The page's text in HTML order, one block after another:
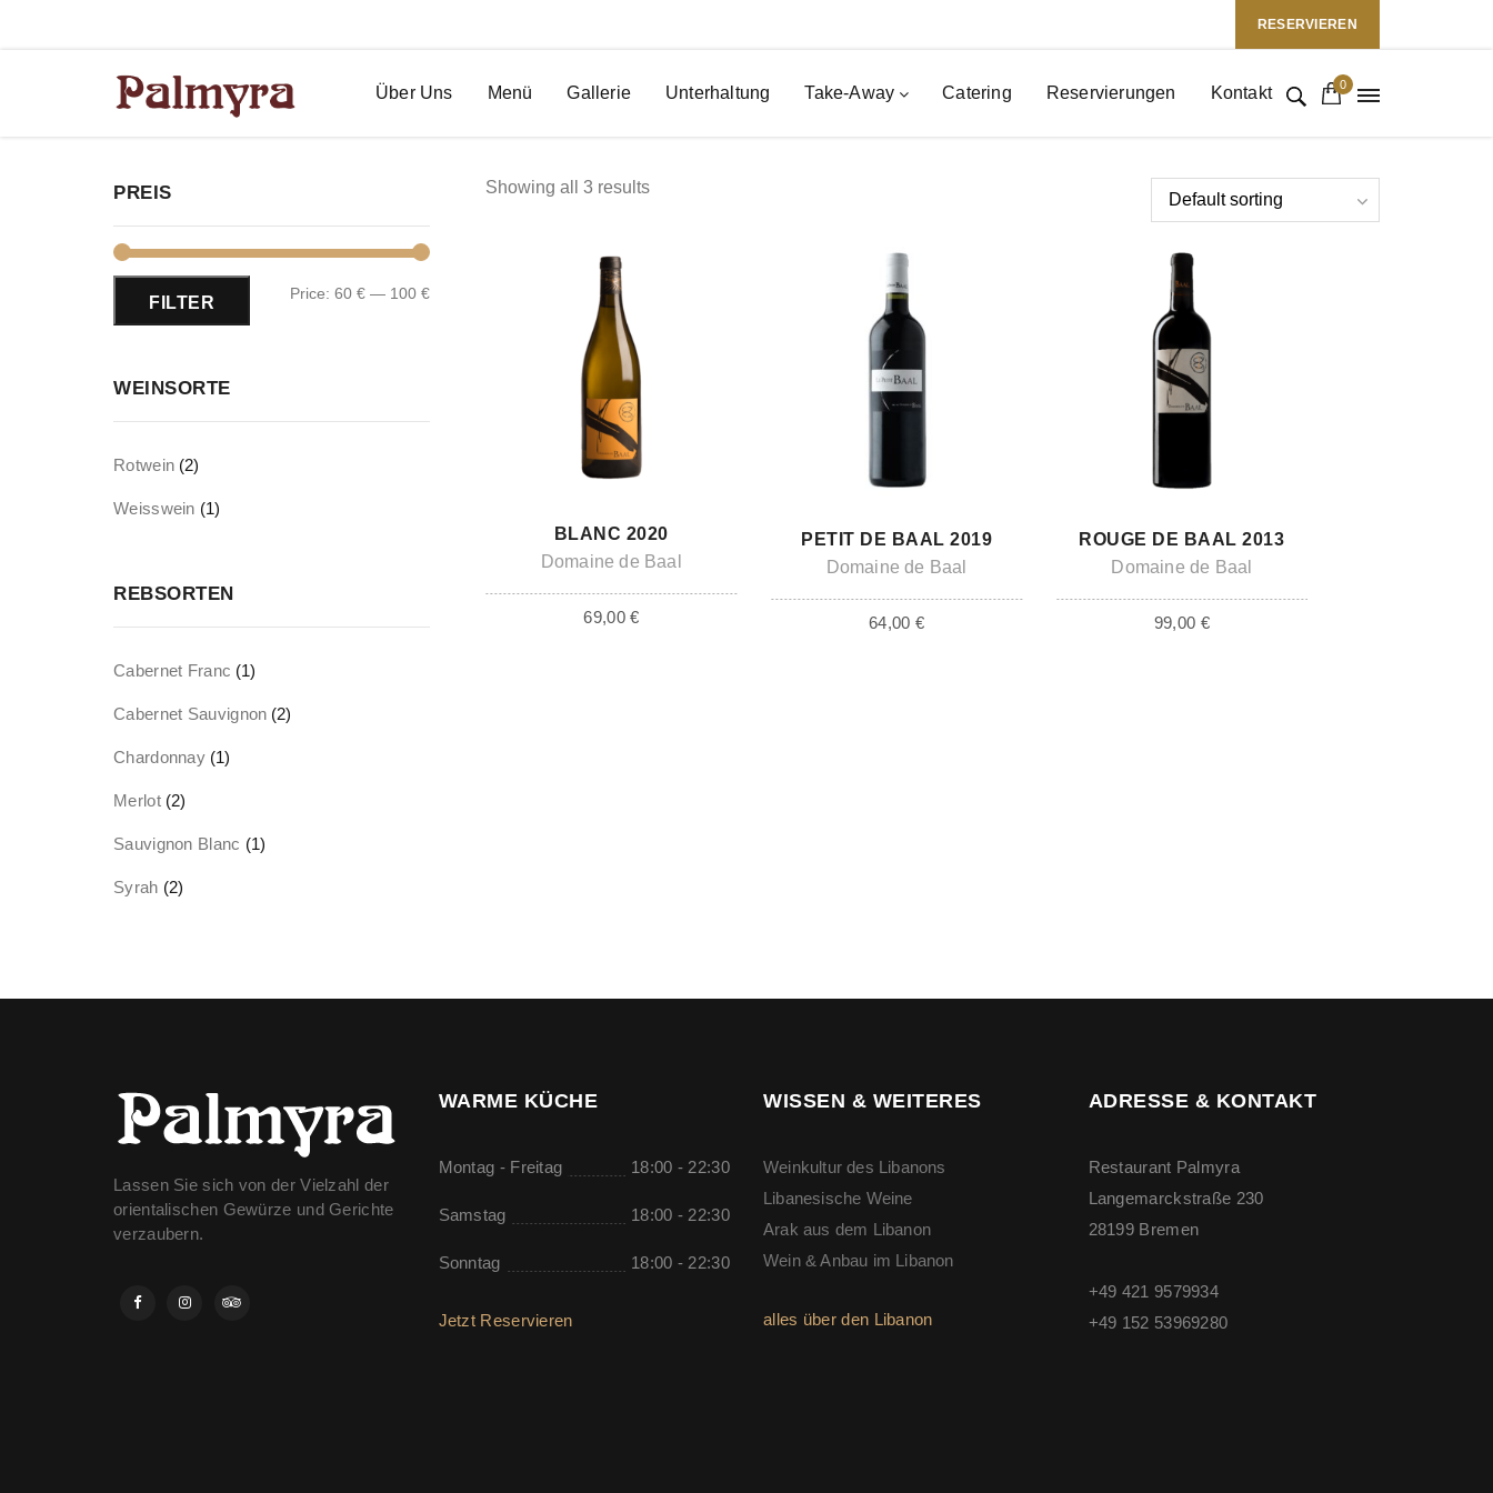
RESERVIEREN
0
Über Uns Menü Gallerie Unterhaltung Take-Away Catering Reservierungen Kontakt
Showing all 3 results
ADD TO CART
BLANC 2020
Domaine de Baal
69,00€
ADD TO CART
PETIT DE BAAL 2019
Domaine de Baal
64,00 €
ADD TO CART
ROUGE DE BAAL 2013
Domaine de Baal
99,00 €
PREIS
FILTER Price: 60 € — 100 €
WEINSORTE
Rotwein (2)
Weisswein (1)
REBSORTEN
Cabernet Franc (1)
Cabernet Sauvignon (2)
Chardonnay (1)
Merlot (2)
Sauvignon Blanc (1)
Syrah (2)
Lassen Sie sich von der Vielzahl der
orientalischen Gewürze und Gerichte
verzaubern.
WARME KÜCHE
Montag - Freitag 18:00 - 22:30
Samstag 18:00 - 22:30
Sonntag 18:00 - 22:30
Jetzt Reservieren
WISSEN & WEITERES
Weinkultur des Libanons
Libanesische Weine
Arak aus dem Libanon
Wein & Anbau im Libanon
alles über den Libanon
ADRESSE & KONTAKT
Restaurant Palmyra
Langemarckstraße 230
28199 Bremen
+49 421 9579934
+49 ‭152 53969280‬